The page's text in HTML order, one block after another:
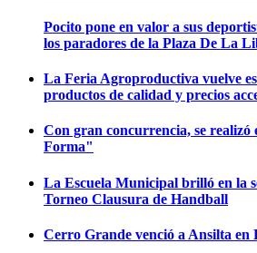
Pocito pone en valor a sus
los paradores de la Plaza De La
La Feria Agroproductiva vuelve
productos de calidad y precios
Con gran concurrencia, se
Forma"
La Escuela Municipal brilló en la
Torneo Clausura de Handball
Cerro Grande venció a Ansilta en